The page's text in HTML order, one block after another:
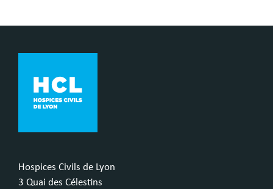
Hospices Civils de Lyon
3 Quai des Célestins